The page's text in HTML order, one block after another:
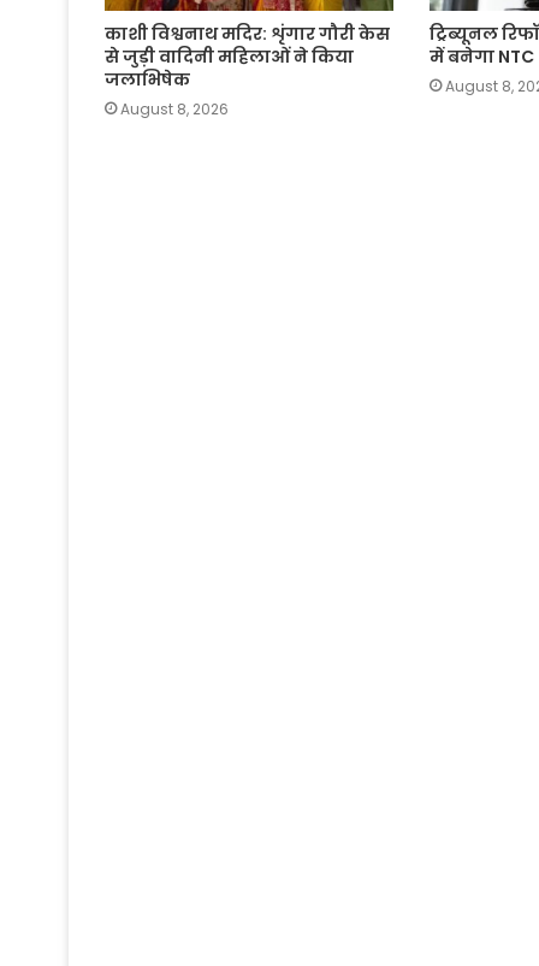
काशी विश्वनाथ मदिर: शृंगार गौरी केस
से जुड़ी वादिनी महिलाओं ने किया
जलाभिषेक
August 8, 2026
ट्रिब्यूनल
में बनेगा NTC
August 8,